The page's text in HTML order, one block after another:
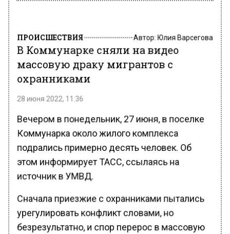
ПРОИСШЕСТВИЯ Автор:Юлия Варсегова
В Коммунарке сняли на видео
массовую драку мигрантов с
охранниками
28 июня 2022, 11:36
Вечером в понедельник, 27 июня, в поселке
Коммунарка около жилого комплекса
подрались примерно десять человек. Об
этом информирует ТАСС, ссылаясь на
источник в УМВД.
Сначала приезжие с охранниками пытались
урегулировать конфликт словами, но
безрезультатно, и спор перерос в массовую